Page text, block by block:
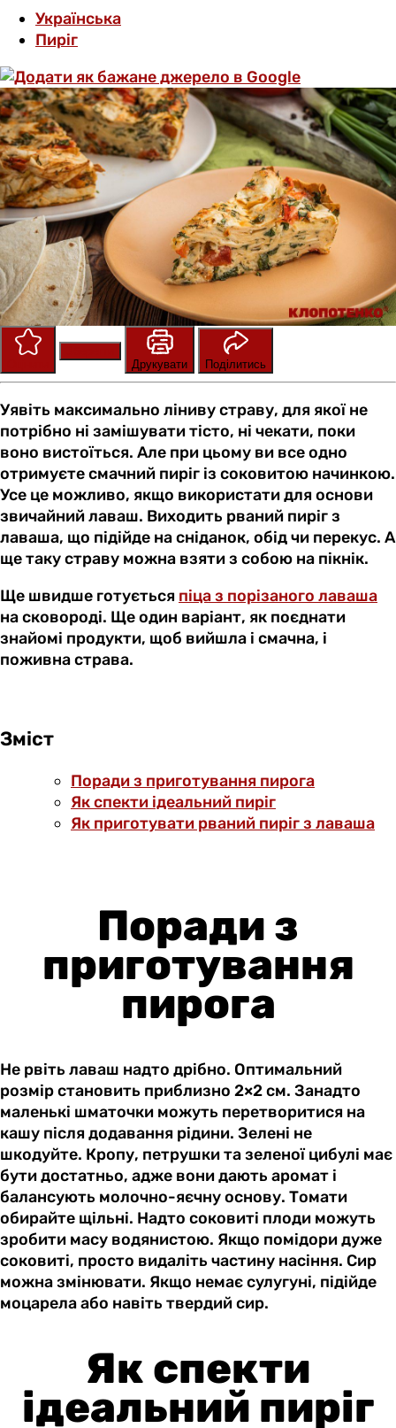
Українська
Пиріг
Друкувати
Поділитись
Уявіть максимально ліниву страву, для якої не
потрібно ні замішувати тісто, ні чекати, поки
воно вистоїться. Але при цьому ви все одно
отримуєте смачний пиріг із соковитою начинкою.
Усе це можливо, якщо використати для основи
звичайний лаваш. Виходить рваний пиріг з
лаваша, що підійде на сніданок, обід чи перекус. А
ще таку страву можна взяти з собою на пікнік.
Ще швидше готується піца з порізаного лаваша
на сковороді. Ще один варіант, як поєднати
знайомі продукти, щоб вийшла і смачна, і
поживна страва.
Зміст
Поради з приготування пирога
Як спекти ідеальний пиріг
Як приготувати рваний пиріг з лаваша
Поради з
приготування
пирога
Не рвіть лаваш надто дрібно. Оптимальний
розмір становить приблизно 2×2 см. Занадто
маленькі шматочки можуть перетворитися на
кашу після додавання рідини. Зелені не
шкодуйте. Кропу, петрушки та зеленої цибулі має
бути достатньо, адже вони дають аромат і
балансують молочно-яєчну основу. Томати
обирайте щільні. Надто соковиті плоди можуть
зробити масу водянистою. Якщо помідори дуже
соковиті, просто видаліть частину насіння. Сир
можна змінювати. Якщо немає сулугуні, підійде
моцарела або навіть твердий сир.
Як спекти
ідеальний пиріг